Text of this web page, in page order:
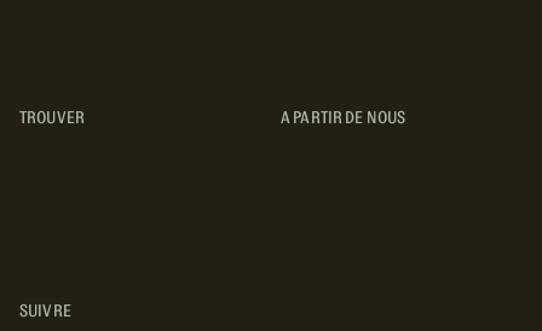
SUIVRE
TROUVER
A PARTIR DE NOUS